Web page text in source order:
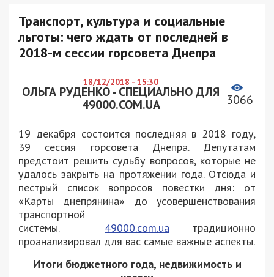
Транспорт, культура и социальные
льготы: чего ждать от последней в
2018-м сессии горсовета Днепра
18/12/2018 - 15:30
ОЛЬГА РУДЕНКО - СПЕЦИАЛЬНО ДЛЯ
49000.COM.UA
3066
19 декабря состоится последняя в 2018 году,
39 сессия горсовета Днепра. Депутатам
предстоит решить судьбу вопросов, которые не
удалось закрыть на протяжении года. Отсюда и
пестрый список вопросов повестки дня: от
«Карты днепрянина» до усовершенствования
транспортной
системы. 49000.com.ua традиционно
проанализировал для вас самые важные аспекты.
Итоги бюджетного года, недвижимость и